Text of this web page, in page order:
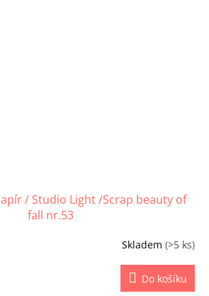
/ Studio Light /Scrap beauty of
fall nr.53
Skladem (>5 ks)
Do košíku